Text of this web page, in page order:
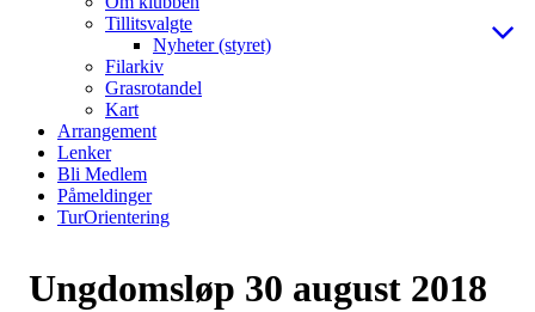
Tillitsvalgte
Nyheter (styret)
Filarkiv
Grasrotandel
Kart
Arrangement
Lenker
Bli Medlem
Påmeldinger
TurOrientering
Ungdomsløp 30 august 2018